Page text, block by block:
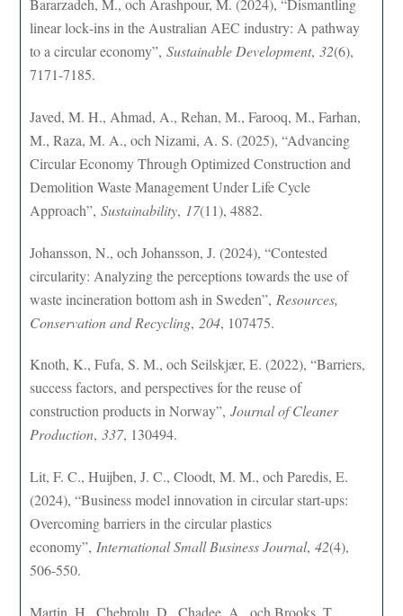
Bararzadeh, M., och Arashpour, M. (2024), “Dismantling
linear lock‐ins in the Australian AEC industry: A pathway
to a circular economy”,Sustainable Development,32(6),
7171-7185.
Javed, M. H., Ahmad, A., Rehan, M., Farooq, M., Farhan,
M., Raza, M. A., och Nizami, A. S. (2025), “Advancing
Circular Economy Through Optimized Construction and
Demolition Waste Management Under Life Cycle
Approach”,Sustainability, 17(11), 4882.
Johansson, N., och Johansson, J. (2024), “Contested
circularity: Analyzing the perceptions towards the use of
waste incineration bottom ash in Sweden”, Resources,
Conservation and Recycling, 204, 107475.
Knoth, K., Fufa, S. M., och Seilskjær, E. (2022), “Barriers,
success factors, and perspectives for the reuse of
construction products in Norway”,Journal of Cleaner
Production,337, 130494.
Lit, F. C., Huijben, J. C., Cloodt, M. M., och Paredis, E.
(2024), “Business model innovation in circular start-ups:
Overcoming barriers in the circular plastics
economy”, International Small Business Journal,42(4),
506-550.
Martin, H., Chebrolu, D., Chadee, A., och Brooks, T.